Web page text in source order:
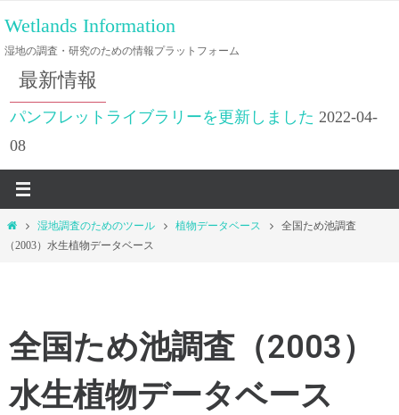
Wetlands Information
湿地の調査・研究のための情報プラットフォーム
最新情報
パンフレットライブラリーを更新しました 2022-04-
08
湿地調査のためのツール 植物データベース
全国ため池調査
（2003）水生植物データベース
全国ため池調査（2003）
水生植物データベース